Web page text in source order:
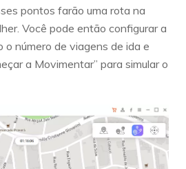
pontos farão uma rota na
Você pode então configurar a
o número de viagens de ida e
a Movimentar” para simular o